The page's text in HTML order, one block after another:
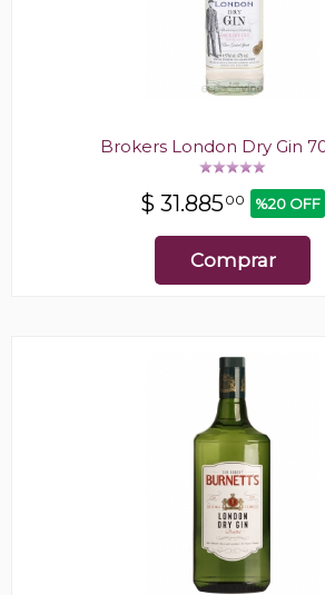
Brokers London Dry Gin
$ 31.88500 %20 OFF
Comprar